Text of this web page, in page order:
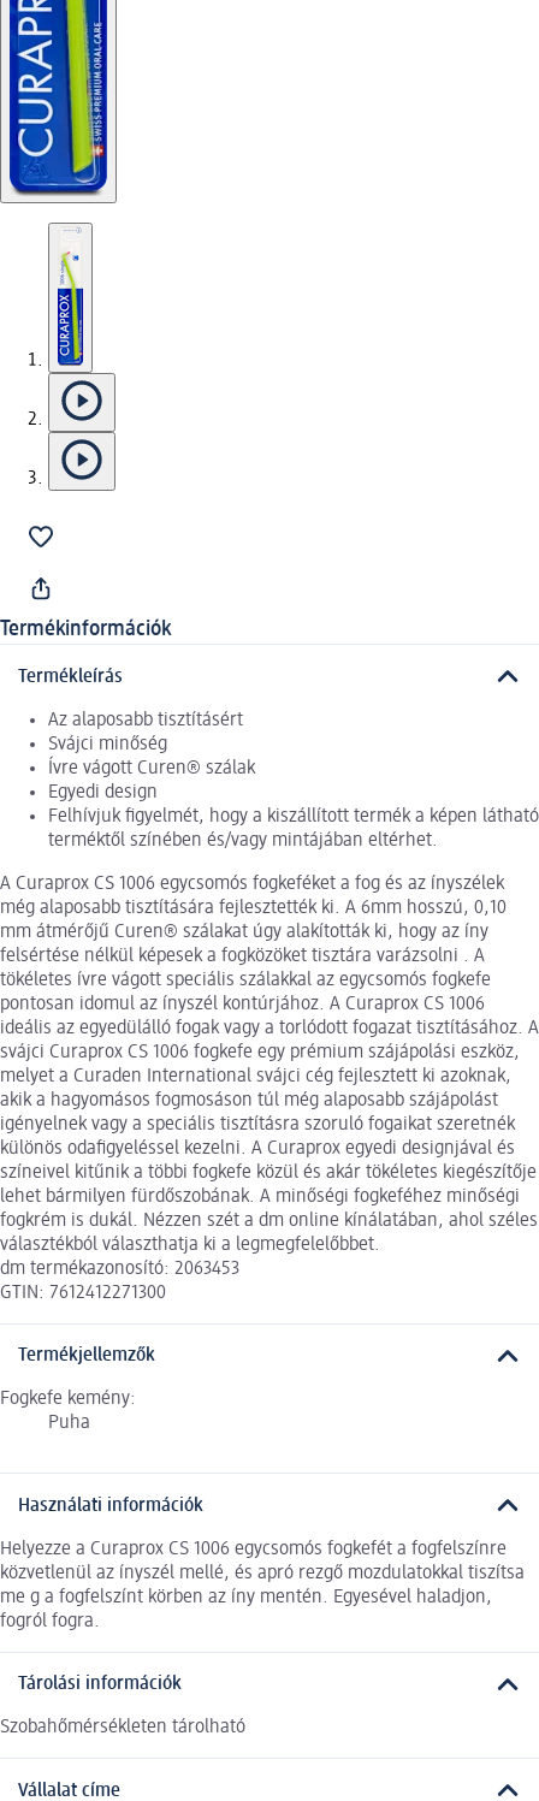
Termékinformációk
Termékleírás
Az alaposabb tisztításért
Svájci minőség
Ívre vágott Curen® szálak
Egyedi design
Felhívjuk figyelmét, hogy a kiszállított termék a képen látható
terméktől színében és/vagy mintájában eltérhet.
A Curaprox CS 1006 egycsomós fogkeféket a fog és az ínyszélek
még alaposabb tisztítására fejlesztették ki. A 6mm hosszú, 0,10
mm átmérőjű Curen® szálakat úgy alakították ki, hogy az íny
felsértése nélkül képesek a fogközöket tisztára varázsolni . A
tökéletes ívre vágott speciális szálakkal az egycsomós fogkefe
pontosan idomul az ínyszél kontúrjához. A Curaprox CS 1006
ideális az egyedülálló fogak vagy a torlódott fogazat tisztításához. A
svájci Curaprox CS 1006 fogkefe egy prémium szájápolási eszköz,
melyet a Curaden International svájci cég fejlesztett ki azoknak,
akik a hagyomásos fogmosáson túl még alaposabb szájápolást
igényelnek vagy a speciális tisztításra szoruló fogaikat szeretnék
különös odafigyeléssel kezelni. A Curaprox egyedi designjával és
színeivel kitűnik a többi fogkefe közül és akár tökéletes kiegészítője
lehet bármilyen fürdőszobának. A minőségi fogkeféhez minőségi
fogkrém is dukál. Nézzen szét a dm online kínálatában, ahol széles
választékból választhatja ki a legmegfelelőbbet.
dm termékazonosító: 2063453
GTIN: 7612412271300
Termékjellemzők
Fogkefe kemény:
Puha
Használati információk
Helyezze a Curaprox CS 1006 egycsomós fogkefét a fogfelszínre
közvetlenül az ínyszél mellé, és apró rezgő mozdulatokkal tiszítsa
me g a fogfelszínt körben az íny mentén. Egyesével haladjon,
fogról fogra.
Tárolási információk
Szobahőmérsékleten tárolható
Vállalat címe